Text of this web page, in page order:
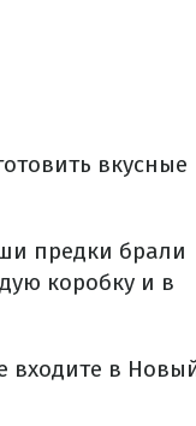
вкусные
предки брали
коробку и в
входите в